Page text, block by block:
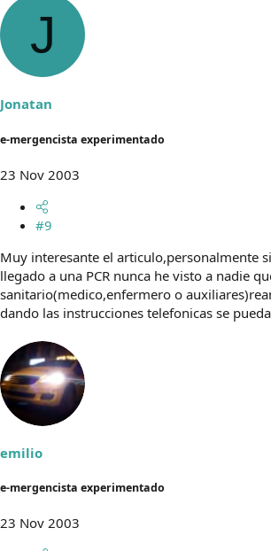
J
Jonatan
e-mergencista experimentado
23 Nov 2003
#9
Muy interesante el articulo,personalmente
llegado a una PCR nunca he visto a nadie
sanitario(medico,enfermero o
dando las instrucciones telefonicas se
emilio
e-mergencista experimentado
23 Nov 2003